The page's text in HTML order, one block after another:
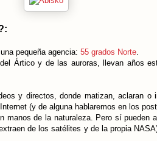
pequeña agencia: 55 grados Norte.
Ártico y de las auroras, llevan años
y directos, donde matizan, aclaran o
(y de alguna hablaremos en los
manos de la naturaleza. Pero sí pueden
de los satélites y de la propia